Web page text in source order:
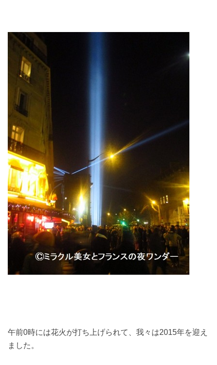
午前0時には花火が打ち上げられて、我々は2015年を迎え
ました。